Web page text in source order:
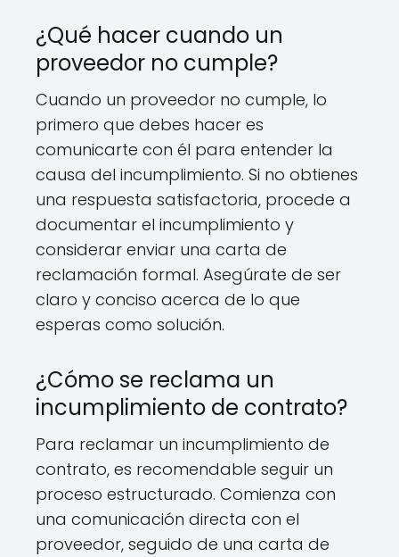
¿Qué hacer cuando un
proveedor no cumple?
Cuando un proveedor no cumple, lo
primero que debes hacer es
comunicarte con él para entender la
causa del incumplimiento. Si no obtienes
una respuesta satisfactoria, procede a
documentar el incumplimiento y
considerar enviar una carta de
reclamación formal. Asegúrate de ser
claro y conciso acerca de lo que
esperas como solución.
¿Cómo se reclama un
incumplimiento de contrato?
Para reclamar un incumplimiento de
contrato, es recomendable seguir un
proceso estructurado. Comienza con
una comunicación directa con el
proveedor, seguido de una carta de